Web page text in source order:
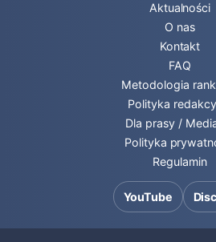
Aktualności
O nas
Kontakt
FAQ
Metodologia
Polityka
Dla prasy /
Polityka
Regulamin
YouTube